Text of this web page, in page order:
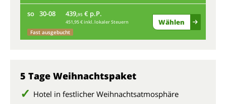
so 30-08 439,95 € p.P.
451,95 € inkl. lokaler Steuern
Fast ausgebucht
Wählen
5 Tage Weihnachtspaket
Hotel in festlicher Weihnachtsatmosphäre